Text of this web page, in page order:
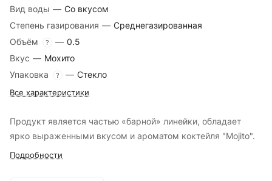
Вид воды — Со вкусом
Степень газирования — Среднегазированная
Объём
? — 0.5
Вкус — Мохито
Упаковка
? — Стекло
Все характеристики
Продукт является частью «барной» линейки, обладает
ярко выраженными вкусом и ароматом коктейля "Mojito".
Подробности